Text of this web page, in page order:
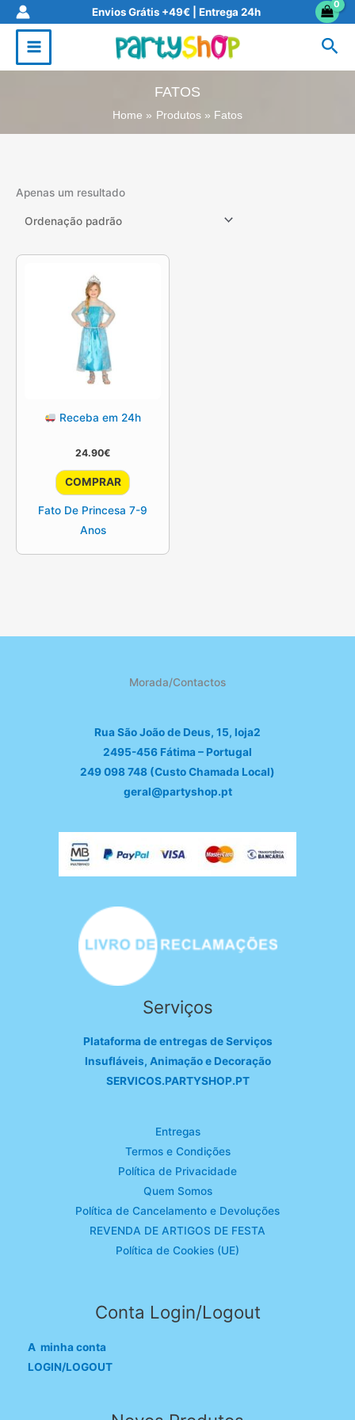
Skip
content
Envios Grátis +49€ | Entrega 24h
FATOS
Home Produtos Fatos
Apenas um resultado
Receba em 24h
24.90€
COMPRAR
Fato De Princesa 7-9
Anos
Morada/Contactos
Rua São João de Deus, 15, loja2
2495-456 Fátima – Portugal
249 098 748 (Custo Chamada Local)
geral@partyshop.pt
Serviços
Plataforma de entregas de Serviços
Insufláveis, Animação e Decoração
SERVICOS.PARTYSHOP.PT
Entregas
Termos e Condições
Política de Privacidade
Quem Somos
Política de Cancelamento e Devoluções
REVENDA DE ARTIGOS DE FESTA
Política de Cookies (UE)
Conta Login/Logout
A minha conta
LOGIN/LOGOUT